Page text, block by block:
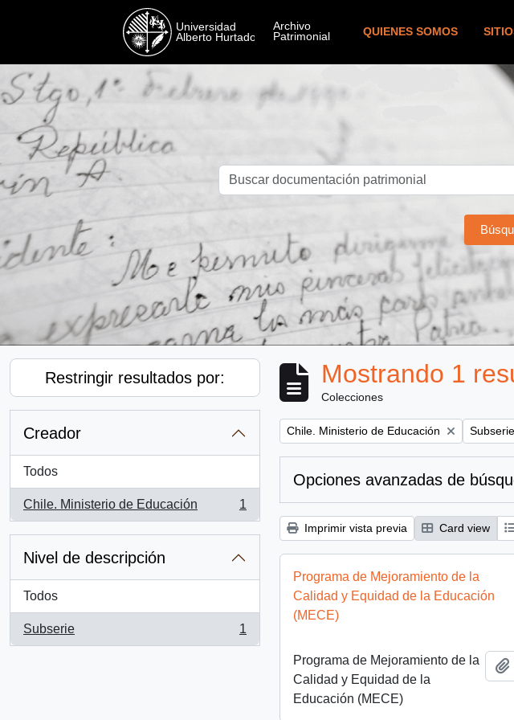
QUIENES SOMOS
Restringir resultados por:
Creador
Todos
Chile. Ministerio de Educación
, 1 resultados
1
Nivel de descripción
Todos
Subserie
, 1 resultados
1
Mostrando 1
Colecciones
Remove filter:
Chile. Ministerio de Educación Remove
Subserie
Opciones avanzadas de
Imprimir vista previa Card view
Programa de Mejoramiento de la
Calidad y Equidad de la Educación
(MECE)
Programa de Mejoramiento de la
Calidad y Equidad de la
Educación (MECE)